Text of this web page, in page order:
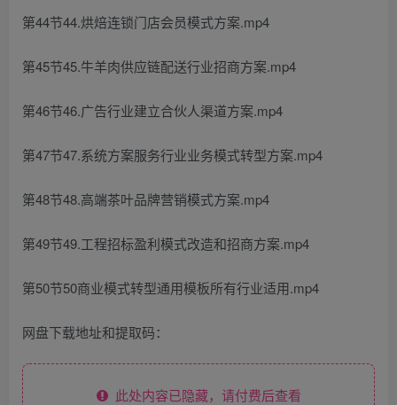
第44节44.烘焙连锁门店会员模式方案.mp4
第45节45.牛羊肉供应链配送行业招商方案.mp4
第46节46.广告行业建立合伙人渠道方案.mp4
第47节47.系统方案服务行业业务模式转型方案.mp4
第48节48.高端茶叶品牌营销模式方案.mp4
第49节49.工程招标盈利模式改造和招商方案.mp4
第50节50商业模式转型通用模板所有行业适用.mp4
网盘下载地址和提取码：
此处内容已隐藏，请付费后查看